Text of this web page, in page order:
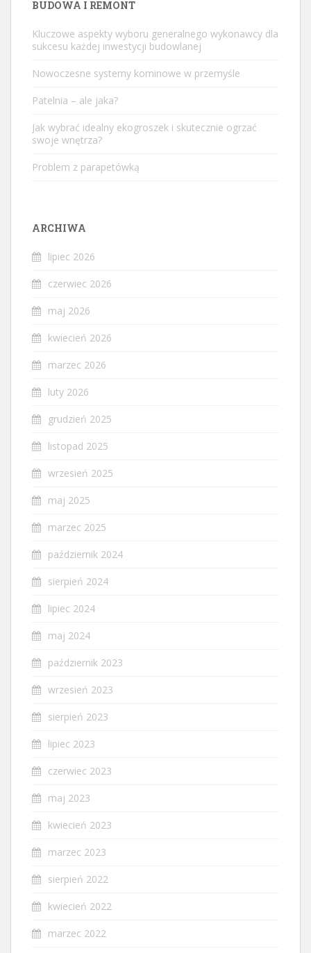
BUDOWA I REMONT
Kluczowe aspekty wyboru generalnego wykonawcy dla
sukcesu każdej inwestycji budowlanej
Nowoczesne systemy kominowe w przemyśle
Patelnia – ale jaka?
Jak wybrać idealny ekogroszek i skutecznie ogrzać
swoje wnętrza?
Problem z parapetówką
ARCHIWA
lipiec 2026
czerwiec 2026
maj 2026
kwiecień 2026
marzec 2026
luty 2026
grudzień 2025
listopad 2025
wrzesień 2025
maj 2025
marzec 2025
październik 2024
sierpień 2024
lipiec 2024
maj 2024
październik 2023
wrzesień 2023
sierpień 2023
lipiec 2023
czerwiec 2023
maj 2023
kwiecień 2023
marzec 2023
sierpień 2022
kwiecień 2022
marzec 2022